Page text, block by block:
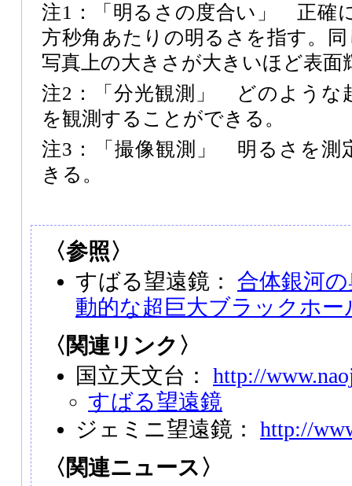
注1：「明るさの度合い」 正確
方秒角あたりの明るさを指す。
写真上の大きさが大きいほど表面
注2：「分光観測」 どのような
を観測することができる。
注3：「撮像観測」 明るさを測
きる。
〈参照〉
すばる望遠鏡： 合体銀河
動的な超巨大ブラックホー
〈関連リンク〉
国立天文台： http://
すばる望遠鏡
ジェミニ望遠鏡： http://
〈関連ニュース〉